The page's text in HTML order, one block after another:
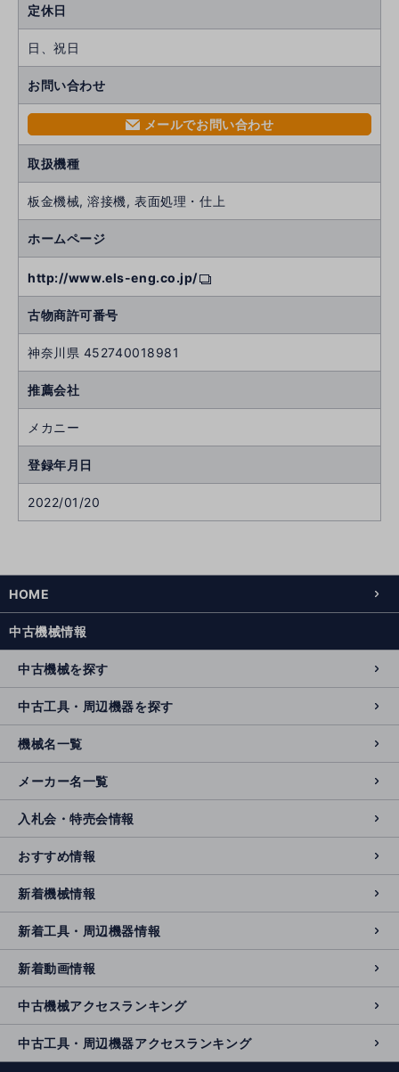
定休日
日、祝日
お問い合わせ
mail メールでお問い合わせ
取扱機種
板金機械, 溶接機, 表面処理・仕上
ホームページ
http://www.els-eng.co.jp/
古物商許可番号
神奈川県 452740018981
推薦会社
メカニー
登録年月日
2022/01/20
HOME
中古機械情報
中古機械を探す
中古工具・周辺機器を探す
機械名一覧
メーカー名一覧
入札会・特売会情報
おすすめ情報
新着機械情報
新着工具・周辺機器情報
新着動画情報
中古機械アクセスランキング
中古工具・周辺機器アクセスランキング